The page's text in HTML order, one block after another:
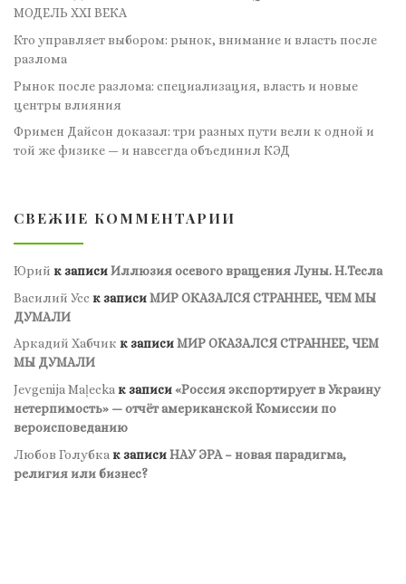
МОДЕЛЬ XXI ВЕКА
Кто управляет выбором: рынок, внимание и власть после
разлома
Рынок после разлома: специализация, власть и новые
центры влияния
Фримен Дайсон доказал: три разных пути вели к одной и
той же физике — и навсегда объединил КЭД
СВЕЖИЕ КОММЕНТАРИИ
Юрий к записиИллюзия осевого вращения Луны. Н.Тесла
Василий Усс к записиМИР ОКАЗАЛСЯ СТРАННЕЕ, ЧЕМ МЫ
ДУМАЛИ
Аркадий Хабчик к записиМИР ОКАЗАЛСЯ СТРАННЕЕ, ЧЕМ
МЫ ДУМАЛИ
Jevgenija Maļecka к записи«Россия экспортирует в Украину
нетерпимость» — отчёт американской Комиссии по
вероисповеданию
Любов Голубка к записиНАУ ЭРА – новая парадигма,
религия или бизнес?